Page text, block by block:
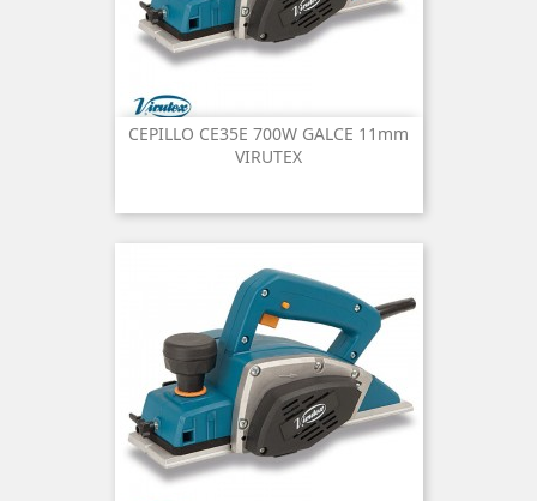
CEPILLO CE35E 700W GALCE 11mm
VIRUTEX